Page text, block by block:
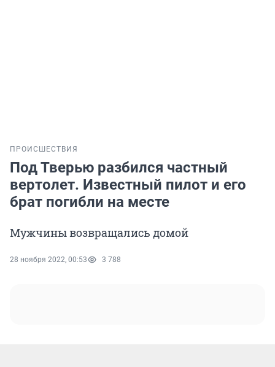
ПРОИСШЕСТВИЯ
Под Тверью разбился частный
вертолет. Известный пилот и его
брат погибли на месте
Мужчины возвращались домой
28 ноября 2022, 00:53 3 788